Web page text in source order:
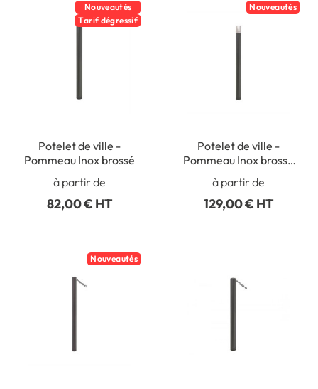
Nouveautés
Tarif dégressif
Potelet de ville -
Pommeau Inox brossé
à partir de
82,00 € HT
Nouveautés
Potelet de ville -
Pommeau Inox brossé
à partir de
129,00 € HT
Nouveautés